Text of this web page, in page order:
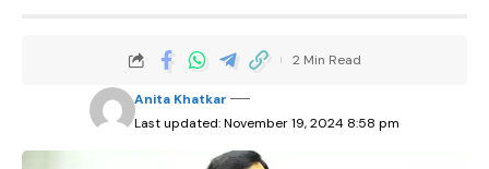
Last updated: November 19, 2024 8:58 pm
Anita Khatkar
2 Min Read